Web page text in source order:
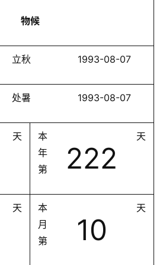
物候
立秋 1993-08-07
处暑 1993-08-07
天
本
年
第
222
天
天
本
月
第
10
天